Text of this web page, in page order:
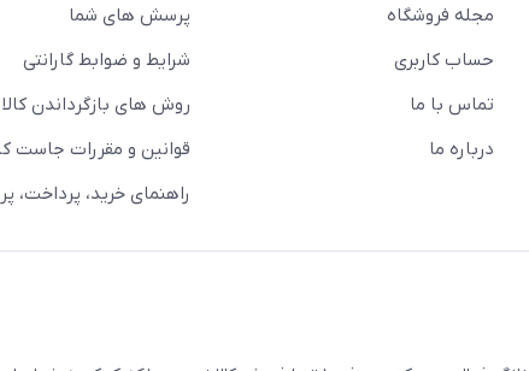
مجله فروشگاه
حساب کاربری
تماس با ما
درباره ما
پرسش های شما
شرایط و ضوابط گارانتی
روش های بازگرداندن کالا
قوانین و مقررات جاست
راهنمای خرید، پرداخت،